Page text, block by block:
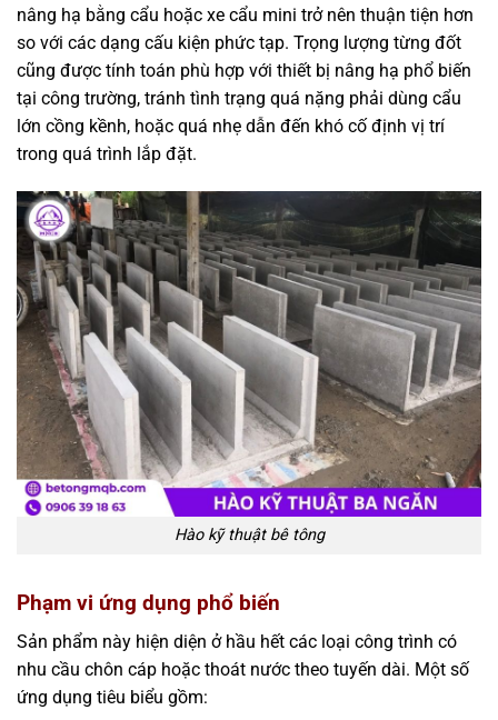
nâng hạ bằng cẩu hoặc xe cẩu mini trở nên thuận tiện hơn
so với các dạng cấu kiện phức tạp. Trọng lượng từng đốt
cũng được tính toán phù hợp với thiết bị nâng hạ phổ biến
tại công trường, tránh tình trạng quá nặng phải dùng cẩu
lớn cồng kềnh, hoặc quá nhẹ dẫn đến khó cố định vị trí
trong quá trình lắp đặt.
Hào kỹ thuật bê tông
Phạm vi ứng dụng phổ biến
Sản phẩm này hiện diện ở hầu hết các loại công trình có
nhu cầu chôn cáp hoặc thoát nước theo tuyến dài. Một số
ứng dụng tiêu biểu gồm: